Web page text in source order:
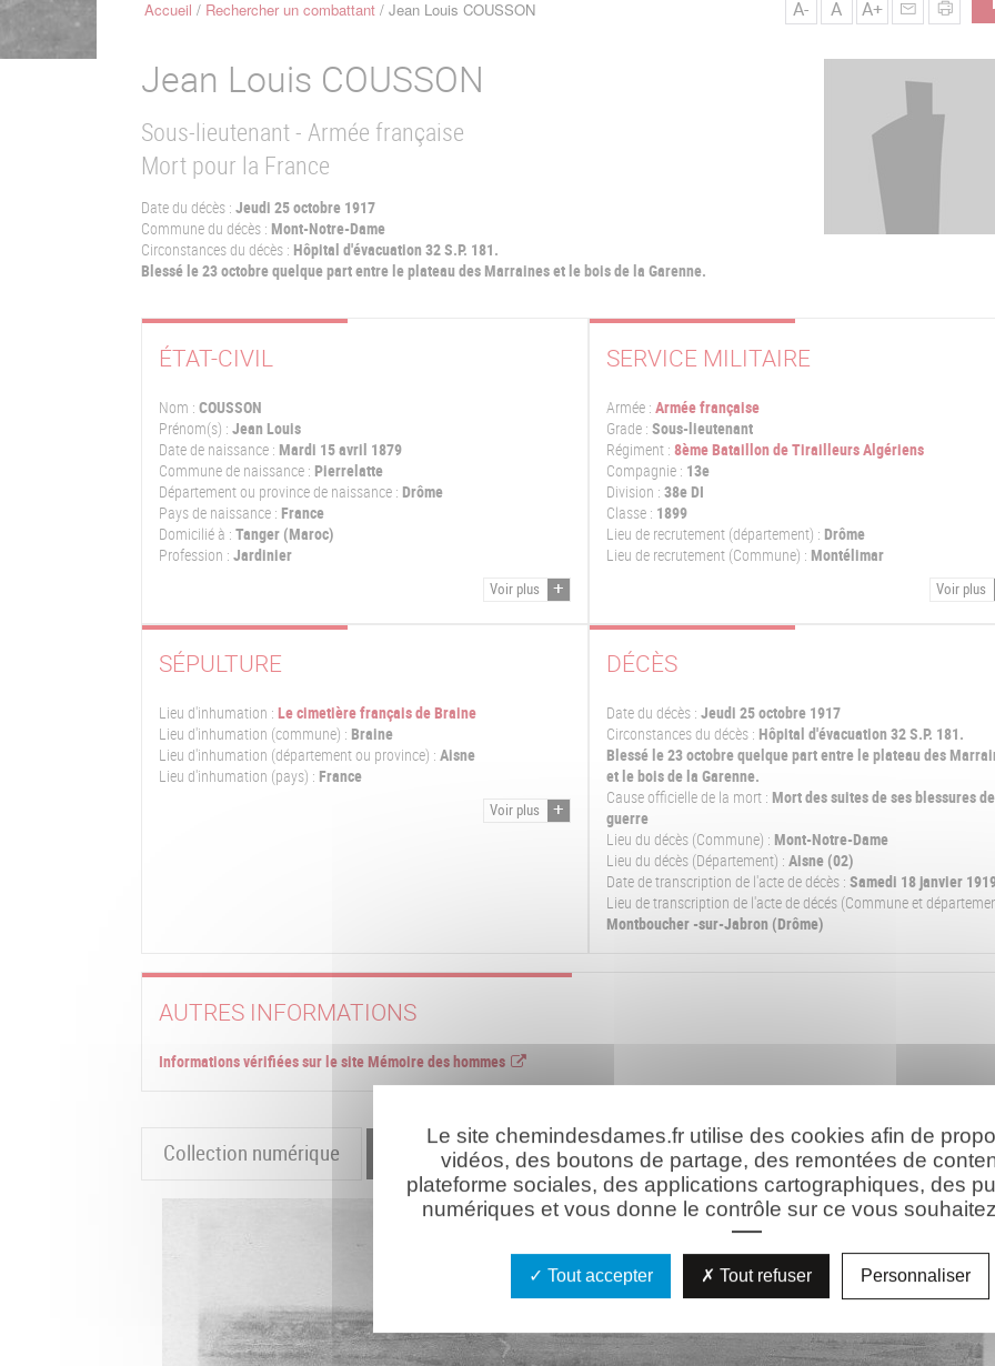
FilAccueil Rechercher un combattant Jean Louis COUSSON A- A A+
Jean Louis COUSSON
Sous-lieutenant - Armée française
Mort pour la France
Date du décès : Jeudi 25 octobre 1917
Commune du décès : Mont-Notre-Dame
Circonstances du décès : Hôpital d'évacuation 32 S.P. 181.
Blessé le 23 octobre quelque part entre le plateau des Marraines et le bois de la Garenne.
ÉTAT-CIVIL
Nom : COUSSON
Prénom(s) : Jean Louis
Date de naissance : Mardi 15 avril 1879
Commune de naissance : Pierrelatte
Département ou province de naissance : Drôme
Pays de naissance : France
Domicilié à : Tanger (Maroc)
Profession : Jardinier
Voir plus
SERVICE MILITAIRE
Armée : Armée française
Grade : Sous-lieutenant
Régiment : 8ème Bataillon de Tirailleurs Algériens
Compagnie : 13e
Division : 38e DI
Classe : 1899
Lieu de recrutement (département) : Drôme
Lieu de recrutement (Commune) : Montélimar
Voir plus
SÉPULTURE
Lieu d'inhumation : Le cimetière français de Braine
Lieu d'inhumation (commune) : Braine
Lieu d'inhumation (département ou province) : Aisne
Lieu d'inhumation (pays) : France
Voir plus
DÉCÈS
Date du décès : Jeudi 25 octobre 1917
Circonstances du décès : Hôpital d'évacuation 32 S.P. 181.
Blessé le 23 octobre quelque part entre le plateau des
et le bois de la Garenne.
Cause officielle de la mort : Mort des suites de ses blessures de
guerre
Lieu du décès (Commune) : Mont-Notre-Dame
Lieu du décès (Département) : Aisne (02)
Date de transcription de l'acte de décès : Samedi 18 janvier
Lieu de transcription de l'acte de décés (Commune et
Montboucher -sur-Jabron (Drôme)
AUTRES INFORMATIONS
Informations vérifiées sur le site Mémoire des hommes
Collection numérique La cartographie Les ressources
Le site chemindesdames.fr utilise des cookies afin de
vidéos, des boutons de partage, des remontées de
plateforme sociales, des applications cartographiques, des
numériques et vous donne le contrôle sur ce vous
Tout accepter Tout refuser Personnaliser